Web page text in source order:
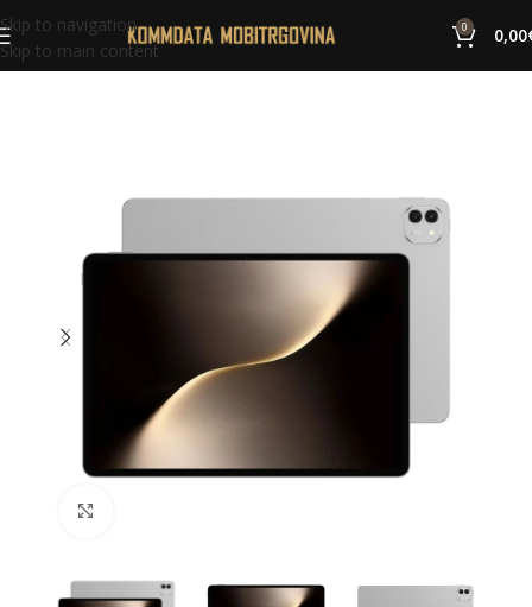
Skip to navigation
Skip to main content
0 0,00